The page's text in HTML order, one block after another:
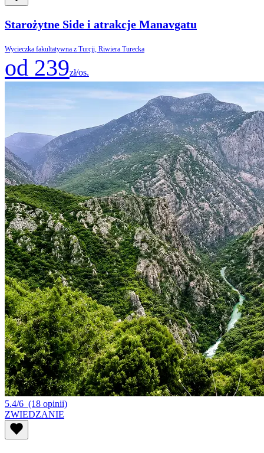
Starożytne Side i atrakcje Manavgatu
Wycieczka fakultatywna z Turcji, Riwiera Turecka
od 239zł/os.
5.4/6 (18 opinii)
ZWIEDZANIE